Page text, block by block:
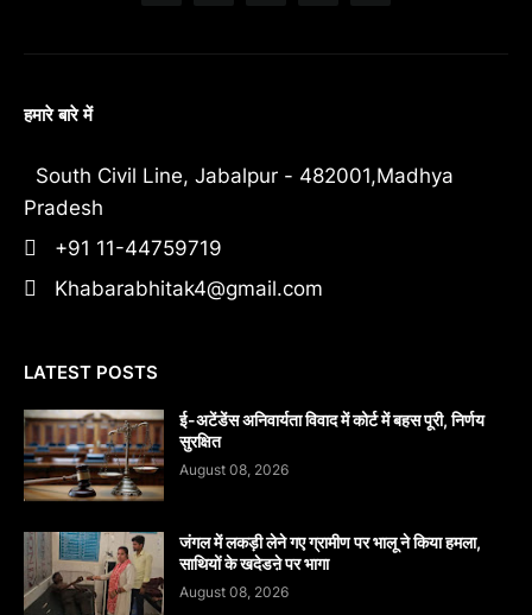
हमारे बारे में
South Civil Line, Jabalpur - 482001,Madhya
Pradesh
+91 11-44759719
Khabarabhitak4@gmail.com
LATEST POSTS
​ई-अटेंडेंस अनिवार्यता विवाद में कोर्ट में बहस पूरी, निर्णय
सुरक्षित
August 08, 2026
जंगल में लकड़ी लेने गए ग्रामीण पर भालू ने किया हमला,
साथियों के खदेडऩे पर भागा
August 08, 2026